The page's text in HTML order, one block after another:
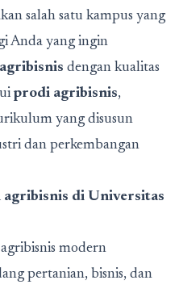
salah satu kampus yang
Anda yang ingin
dengan kualitas
prodi agribisnis,
yang disusun
dan perkembangan
agribisnis di Universitas
modern
pertanian, bisnis, dan